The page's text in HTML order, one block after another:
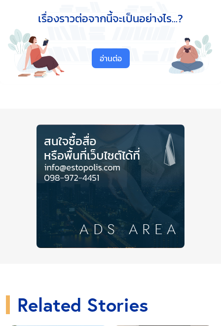
เดือนกันยายน 2565
“ฉีกทุกโปร ลดกว่าครึ่งล้าน”
ช่วงนี้ยังถือเป็นนาทีทองโค้งสุดท้ายของผู้ที่กำลังมองหาที่
อยู่อาศัยแบบคุ้มค่า สืบเนื่องจากภาวะเศรษฐกิจในปัจจุบัน
ทำให้ผู้ประกอบการวัสดุก่อสร้างจะทยอยปรับขึ้นราคา
ตามต้นทุนที่เพิ่มขึ้น ดังนั้นจึงเป็นช่วงที่คนอยากมีบ้าน
ต้องเร่งตัดสินใจ เพื่อความคุ้มค่าในอนาคต
ทั้งนี้บริษัทจึงได้จัดโปรโมชันมาเอาใจสำหรับผู้ที่กำลังมอง
หาบ้านคุณภาพหลากหลายทำเล โดยมีให้เลือกทั้งบ้าน
ความโดดเด่นในเรื่องดีไซน์การออกแบบที่มีความประณีต
และงดงาม โดยมีการจัดวางพื้นที่ใช้สอยภายในให้
เรื่องราวต่อจากนี้จะเป็นอย่างไร...?
อ่านต่อ
Related Stories